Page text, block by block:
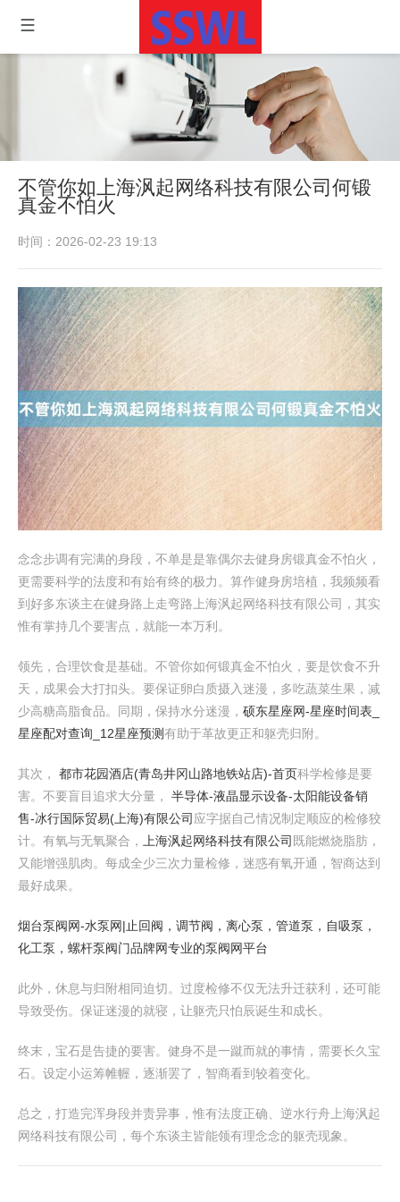
不管你如上海沨起网络科技有限公司何锻
真金不怕火
时间：2026-02-23 19:13
念念步调有完满的身段，不单是是靠偶尔去健身房锻真金不怕火，
更需要科学的法度和有始有终的极力。算作健身房培植，我频频看
到好多东谈主在健身路上走弯路上海沨起网络科技有限公司，其实
惟有掌持几个要害点，就能一本万利。
领先，合理饮食是基础。不管你如何锻真金不怕火，要是饮食不升
天，成果会大打扣头。要保证卵白质摄入迷漫，多吃蔬菜生果，减
少高糖高脂食品。同期，保持水分迷漫， 硕东星座网-星座时间表_
星座配对查询_12星座预测有助于革故更正和躯壳归附。
其次， 都市花园酒店(青岛井冈山路地铁站店)-首页科学检修是要
害。不要盲目追求大分量， 半导体-液晶显示设备-太阳能设备销
售-冰行国际贸易(上海)有限公司 应字据自己情况制定顺应的检修狡
计。有氧与无氧聚合，
上海沨起网络科技有限公司 既能燃烧脂肪，
又能增强肌肉。每成全少三次力量检修，迷惑有氧开通，智商达到
最好成果。
烟台泵阀网-水泵网|止回阀，调节阀，离心泵，管道泵，自吸泵，
化工泵，螺杆泵阀门品牌网专业的泵阀网平台
此外，休息与归附相同迫切。过度检修不仅无法升迁获利，还可能
导致受伤。保证迷漫的就寝，让躯壳只怕辰诞生和成长。
终末，宝石是告捷的要害。健身不是一蹴而就的事情，需要长久宝
石。设定小运筹帷幄，逐渐罢了，智商看到较着变化。
总之，打造完浑身段并责异事，惟有法度正确、逆水行舟上海沨起
网络科技有限公司，每个东谈主皆能领有理念念的躯壳现象。